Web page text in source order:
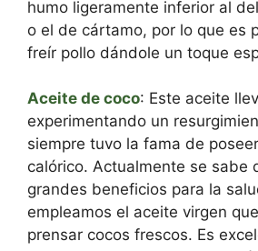
humo ligeramente inferior al
o el de cártamo, por lo que es
freír pollo dándole un toque
Aceite de coco: Este aceite
experimentando un
siempre tuvo la fama de
calórico. Actualmente se sabe
grandes beneficios para la
empleamos el aceite virgen
prensar cocos frescos. Es